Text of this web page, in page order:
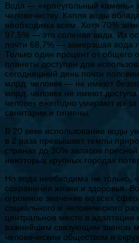
Вода — «краеугольный камень»
человечеству. Капля воды
необходима всем. Хотя 70%
97,5% — это соленая вода. Из
почти 68,7% — замерзшая вода
Только один процент от общего
планеты доступен для
сегодняшний день почти
млрд. человек — не имеют
млрд. человек не имеют
человек ежегодно умирают из-за
санитарии и гигиены.
В 20 веке использование воды
в 2 раза превышает темпы
странах до 30% запасов
некоторых крупных городах
Но вода необходима не только,
сохранении жизни и здоровья.
огромное значение во всех
социального и человеческого
центральное место в
важнейшим связующим звеном
человеческим обществом и